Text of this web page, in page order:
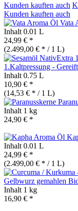
Kunden kauften auch
Kunden kauften auch
Vata
Inhalt 0.01 L
24,99 € *
(2.499,00 € * / 1 L)
1.Kaltpressung - Gereift
Inhalt 0.75 L
10,90 € *
(14,53 € * / 1 L)
Inhalt 1 kg
24,90 € *
Inhalt 0.01 L
24,99 € *
(2.499,00 € * / 1 L)
Gelbwurz gemahlen
Inhalt 1 kg
16,90 € *